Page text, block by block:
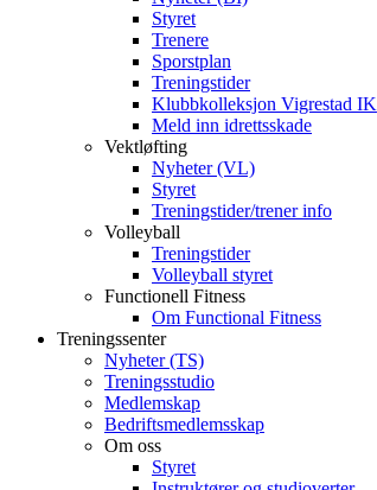
Styret
Trenere
Sporstplan
Treningstider
Klubbkolleksjon Vigrestad IK
Meld inn idrettsskade
Vektløfting
Nyheter (VL)
Styret
Treningstider/trener info
Volleyball
Treningstider
Volleyball styret
Functionell Fitness
Om Functional Fitness
Treningssenter
Nyheter (TS)
Treningsstudio
Medlemskap
Bedriftsmedlemsskap
Om oss
Styret